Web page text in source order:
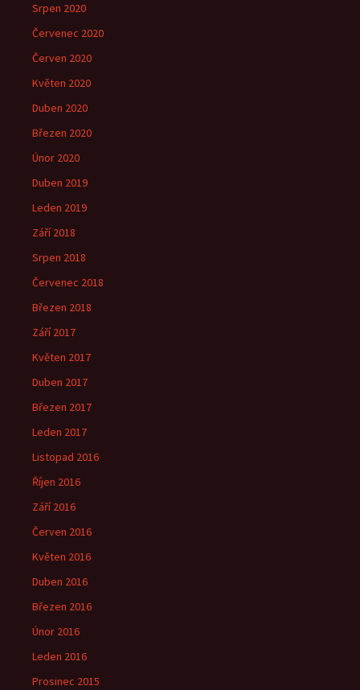
Srpen 2020
Červenec 2020
Červen 2020
Květen 2020
Duben 2020
Březen 2020
Únor 2020
Duben 2019
Leden 2019
Září 2018
Srpen 2018
Červenec 2018
Březen 2018
Září 2017
Květen 2017
Duben 2017
Březen 2017
Leden 2017
Listopad 2016
Říjen 2016
Září 2016
Červen 2016
Květen 2016
Duben 2016
Březen 2016
Únor 2016
Leden 2016
Prosinec 2015